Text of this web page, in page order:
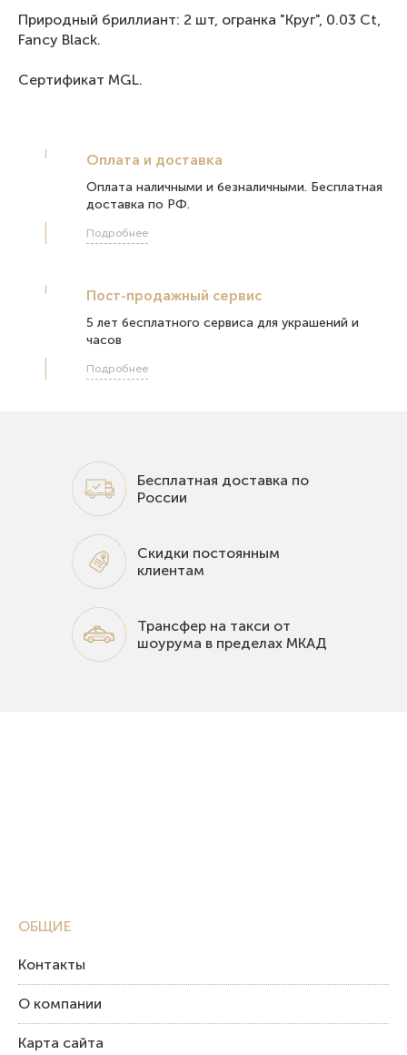
Природный бриллиант: 2 шт, огранка "Круг", 0.03 Ct,
Fancy Black.
Сертификат MGL.
Оплата и доставка
Оплата наличными и безналичными. Бесплатная
доставка по РФ.
Подробнее
Пост-продажный сервис
5 лет бесплатного сервиса для украшений и
часов
Подробнее
Бесплатная доставка по
России
Скидки постоянным
клиентам
Трансфер на такси от
шоурума в пределах МКАД
ОБЩИЕ
Контакты
О компании
Карта сайта